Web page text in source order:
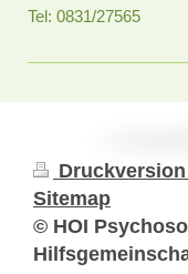
Tel: 0831/27565
Druckversion
Sitemap
© HOI